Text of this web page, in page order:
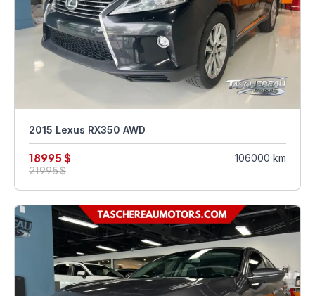
2015 Lexus RX350 AWD
18995 $
21995 $
106000 km